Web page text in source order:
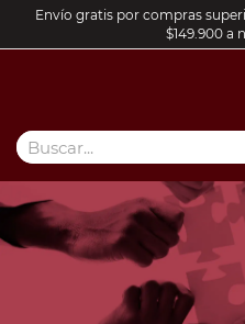
Envío gratis por compras
$149.900 a